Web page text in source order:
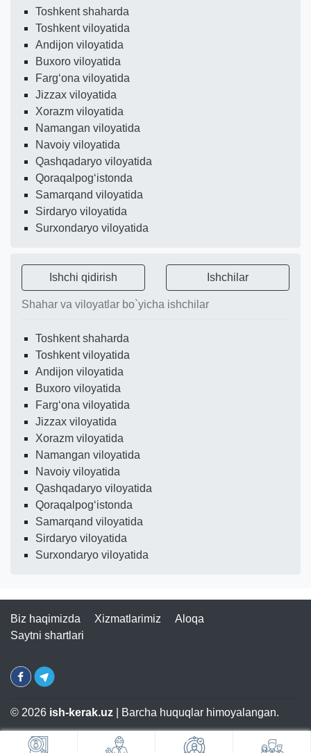
Toshkent shaharda
Toshkent viloyatida
Andijon viloyatida
Buxoro viloyatida
Fargʻona viloyatida
Jizzax viloyatida
Xorazm viloyatida
Namangan viloyatida
Navoiy viloyatida
Qashqadaryo viloyatida
Qoraqalpogʻistonda
Samarqand viloyatida
Sirdaryo viloyatida
Surxondaryo viloyatida
Ishchi qidirish Ishchilar
Shahar va viloyatlar bo`yicha ishchilar
Toshkent shaharda
Toshkent viloyatida
Andijon viloyatida
Buxoro viloyatida
Fargʻona viloyatida
Jizzax viloyatida
Xorazm viloyatida
Namangan viloyatida
Navoiy viloyatida
Qashqadaryo viloyatida
Qoraqalpogʻistonda
Samarqand viloyatida
Sirdaryo viloyatida
Surxondaryo viloyatida
Biz haqimizda Xizmatlarimiz
Aloqa
Saytni shartlari
© 2026 ish-kerak.uz | Barcha huquqlar himoyalangan.